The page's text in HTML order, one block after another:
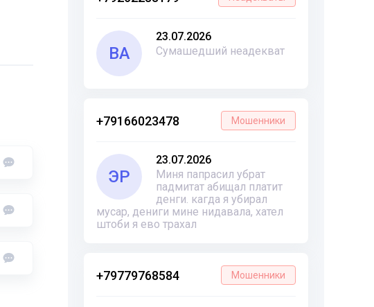
ВА
23.07.2026
Сумашедший неадекват
+79166023478 Мошенники
ЭР
23.07.2026
Миня папрасил убрат
падмитат абищал платит
денги. кагда я убирал
мусар, дениги мине нидавала, хател
штоби я ево трахал
+79779768584 Мошенники